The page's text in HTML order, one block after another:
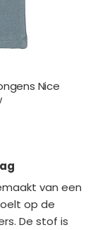
Nice
van een
op de
De stof is